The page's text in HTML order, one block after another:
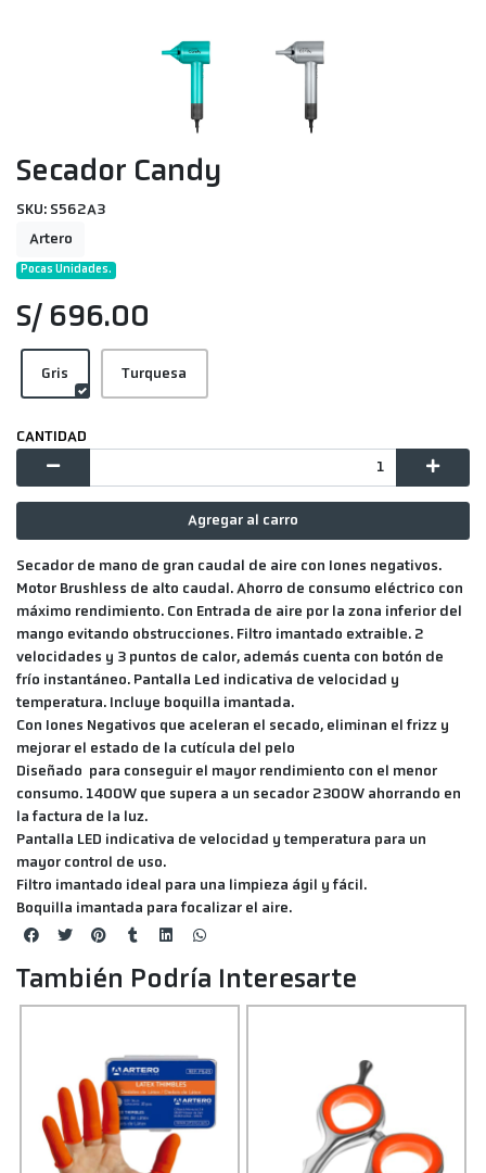
Secador Candy
SKU: S562A3
Artero
Pocas Unidades.
S/ 696.00
Gris Turquesa
CANTIDAD
Agregar al carro
Secador de mano de gran caudal de aire con Iones negativos.
Motor Brushless de alto caudal. Ahorro de consumo eléctrico con
máximo rendimiento. Con Entrada de aire por la zona inferior del
mango evitando obstrucciones. Filtro imantado extraible. 2
velocidades y 3 puntos de calor, además cuenta con botón de
frío instantáneo. Pantalla Led indicativa de velocidad y
temperatura. Incluye boquilla imantada.
Con Iones Negativos que aceleran el secado, eliminan el frizz y
mejorar el estado de la cutícula del pelo
Diseñado para conseguir el mayor rendimiento con el menor
consumo. 1400W que supera a un secador 2300W ahorrando en
la factura de la luz.
Pantalla LED indicativa de velocidad y temperatura para un
mayor control de uso.
Filtro imantado ideal para una limpieza ágil y fácil.
Boquilla imantada para focalizar el aire.
También Podría Interesarte